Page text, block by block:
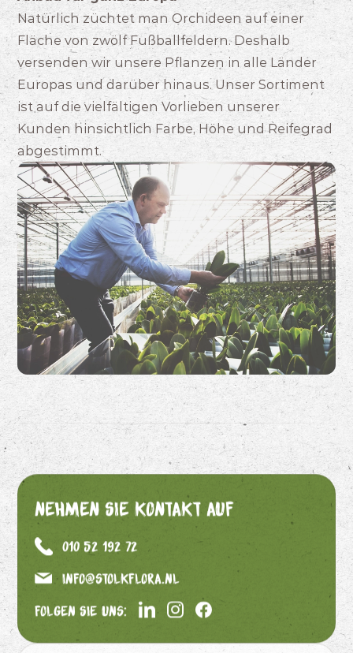
Natürlich züchtet man Orchideen auf einer
Fläche von zwölf Fußballfeldern. Deshalb
versenden wir unsere Pflanzen in alle Länder
Europas und darüber hinaus. Unser Sortiment
ist auf die vielfältigen Vorlieben unserer
Kunden hinsichtlich Farbe, Höhe und Reifegrad
abgestimmt.
Nehmen Sie Kontakt auf
010 52 192 72
info@stolkflora.nl
Folgen Sie uns: